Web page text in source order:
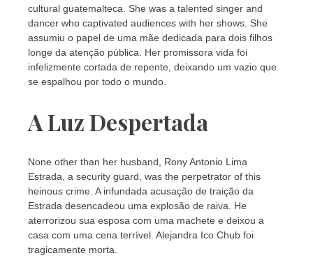
cultural guatemalteca. She was a talented singer and
dancer who captivated audiences with her shows. She
assumiu o papel de uma mãe dedicada para dois filhos
longe da atenção pública. Her promissora vida foi
infelizmente cortada de repente, deixando um vazio que
se espalhou por todo o mundo.
A Luz Despertada
None other than her husband, Rony Antonio Lima
Estrada, a security guard, was the perpetrator of this
heinous crime. A infundada acusação de traição da
Estrada desencadeou uma explosão de raiva. He
aterrorizou sua esposa com uma machete e deixou a
casa com uma cena terrível. Alejandra Ico Chub foi
tragicamente morta.